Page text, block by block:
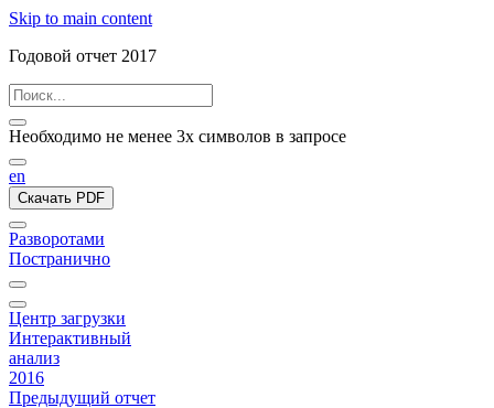
Skip to main content
Годовой отчет 2017
Необходимо не менее 3х символов в запросе
en
Скачать PDF
Разворотами
Постранично
Центр загрузки
Интерактивный
анализ
2016
Предыдущий отчет